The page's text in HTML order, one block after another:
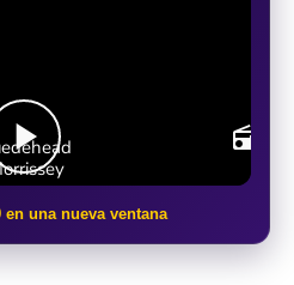
una nueva ventana